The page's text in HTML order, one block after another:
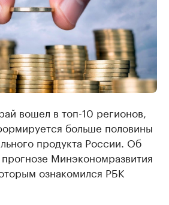
вошел в топ-10 регионов,
больше половины
продукта России. Об
Минэкономразвития
ознакомился РБК